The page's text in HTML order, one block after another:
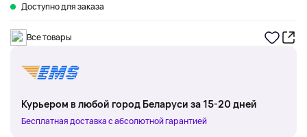
Доступно для заказа
Все товары
Курьером в любой город Беларуси за 15-20 дней
Бесплатная доставка с абсолютной гарантией